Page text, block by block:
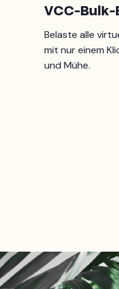
VCC-
Belaste alle
mit nur einem
und Mühe.